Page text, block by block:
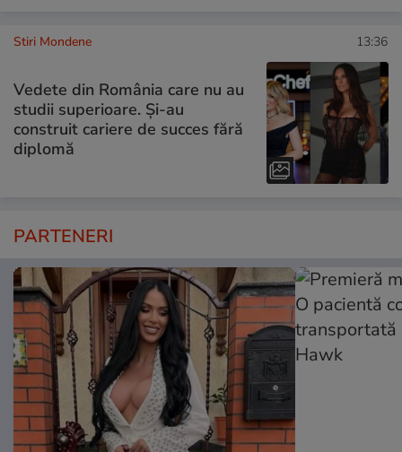
Stiri Mondene 13:36
Vedete din România care nu au
studii superioare. Și-au
construit cariere de succes fără
diplomă
PARTENERI